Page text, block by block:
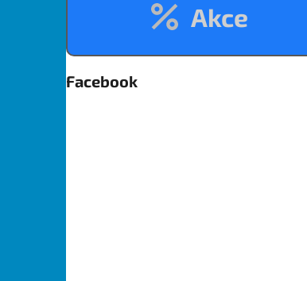
Akce
Facebook